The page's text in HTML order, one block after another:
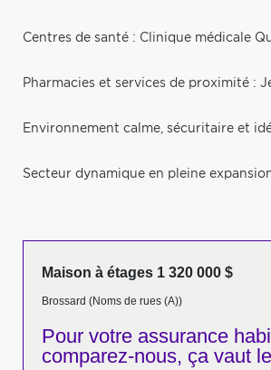
Centres de santé : Clinique médicale
Pharmacies et services de proximité :
Environnement calme, sécuritaire et
Secteur dynamique en pleine
Maison à étages 1 320 000 $
Brossard (Noms de rues (A))
Pour votre assurance
comparez-nous, ça vaut